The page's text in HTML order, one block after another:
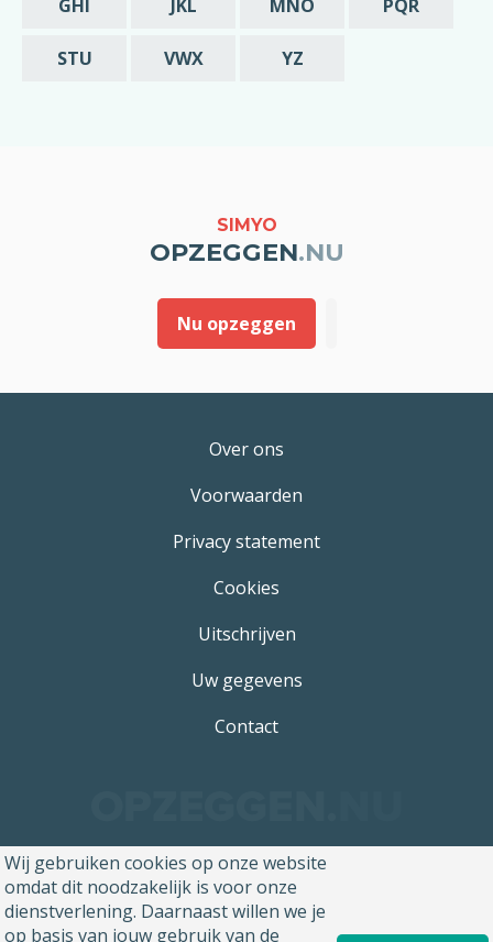
GHI JKL MNO PQR
STU VWX YZ
SIMYO
OPZEGGEN.NU
Nu opzeggen
Over ons
Voorwaarden
Privacy statement
Cookies
Uitschrijven
Uw gegevens
Contact
Wij gebruiken cookies op onze website
omdat dit noodzakelijk is voor onze
dienstverlening. Daarnaast willen we je
op basis van jouw gebruik van de